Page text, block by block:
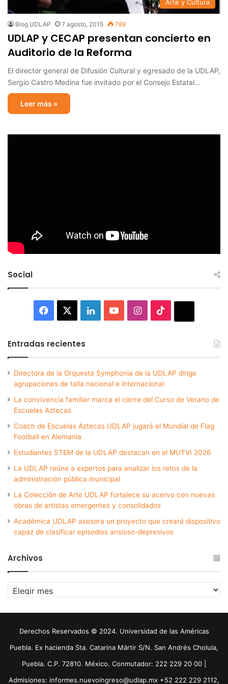
Arte y Cultura
Blog UDLAP 7 agosto, 2015 789
UDLAP y CECAP presentan concierto en
Auditorio de la Reforma
El director general de Difusión Cultural y egresado de la UDLAP,
Sergio Castro Medina fue invitado por el Consejo Estatal…
Leer más »
Social
Facebook LinkedInYouTubeInstagram
Entradas recientes
Directora de la Orquesta Symphonia de la UDLAP dirige
agrupaciones de talla nacional e internacional
La convivencia familiar marca el cierre del Curso de Verano de
Escuelas Aztecas
Coach de Escuelas Aztecas UDLAP jugará el Mundial de Flag
Football en Alemania
Estudiantes STEM de la UDLAP destacan en el MUTVI 2026
La UDLAP reúne a expertos para analizar los retos de la
administración pública municipal
La Colección de Arte UDLAP fortalece su acervo con nuevas
obras de artistas emergentes y consolidados
Académica UDLAP asesora un proyecto que creará dispositivo
capaz de clasificar episodios ansioso-depresivos
Archivos
Archivos
Derechos Reservados © 2024. Universidad de las Américas
Puebla. Ex hacienda Sta. Catarina Mártir S/N. San Andrés Cholula,
Puebla. C.P. 72810. México. Conmutador: 222 229 20 00 |
Admisiones: informes.nuevoingreso@udlap.mx +52 222 229 2112,